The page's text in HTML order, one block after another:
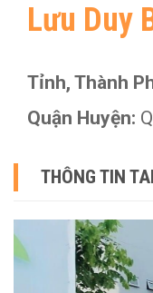
Lưu Duy
Tỉnh, Thành
Quận Huyện:
THÔNG TIN